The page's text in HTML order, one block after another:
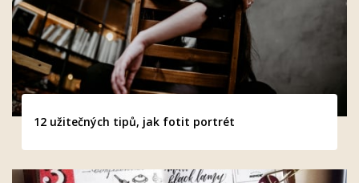
12 užitečných tipů, jak fotit portrét